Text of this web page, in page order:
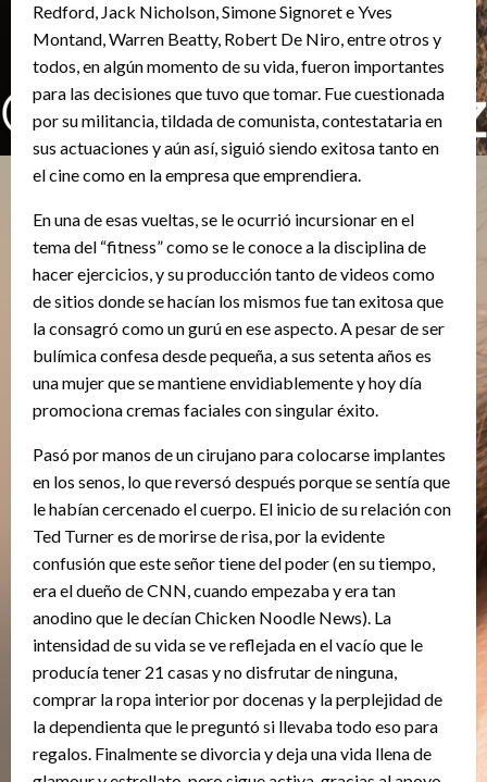
Redford, Jack Nicholson, Simone Signoret e Yves
Montand, Warren Beatty, Robert De Niro, entre otros y
todos, en algún momento de su vida, fueron importantes
para las decisiones que tuvo que tomar. Fue cuestionada
por su militancia, tildada de comunista, contestataria en
sus actuaciones y aún así, siguió siendo exitosa tanto en
el cine como en la empresa que emprendiera.
En una de esas vueltas, se le ocurrió incursionar en el
tema del “fitness” como se le conoce a la disciplina de
hacer ejercicios, y su producción tanto de videos como
de sitios donde se hacían los mismos fue tan exitosa que
la consagró como un gurú en ese aspecto. A pesar de ser
bulímica confesa desde pequeña, a sus setenta años es
una mujer que se mantiene envidiablemente y hoy día
promociona cremas faciales con singular éxito.
Pasó por manos de un cirujano para colocarse implantes
en los senos, lo que reversó después porque se sentía que
le habían cercenado el cuerpo. El inicio de su relación con
Ted Turner es de morirse de risa, por la evidente
confusión que este señor tiene del poder (en su tiempo,
era el dueño de CNN, cuando empezaba y era tan
anodino que le decían Chicken Noodle News). La
intensidad de su vida se ve reflejada en el vacío que le
producía tener 21 casas y no disfrutar de ninguna,
comprar la ropa interior por docenas y la perplejidad de
la dependienta que le preguntó si llevaba todo eso para
regalos. Finalmente se divorcia y deja una vida llena de